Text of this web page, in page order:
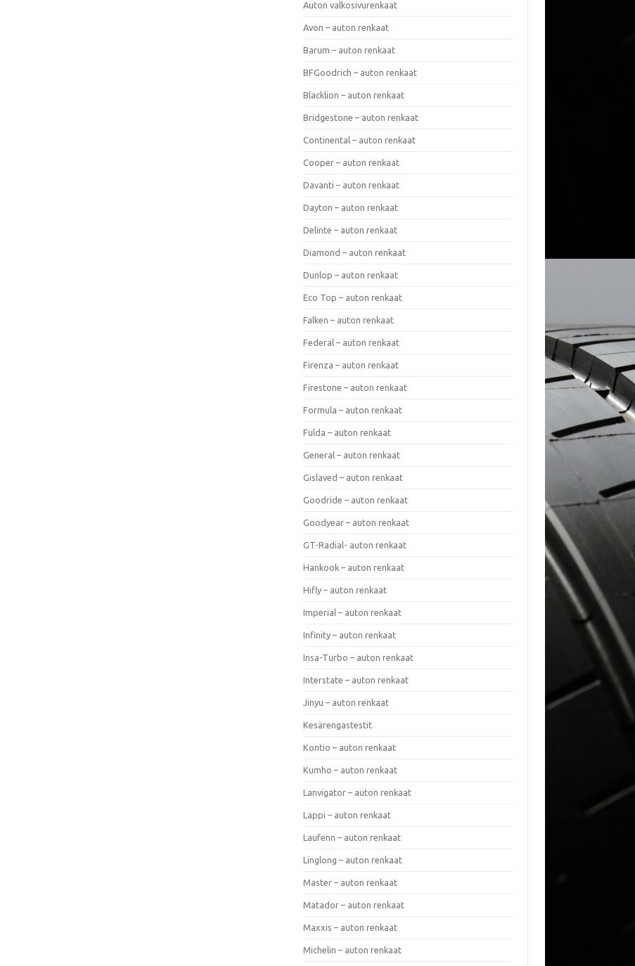
Auton valkosivurenkaat
Avon – auton renkaat
Barum – auton renkaat
BFGoodrich – auton renkaat
Blacklion – auton renkaat
Bridgestone – auton renkaat
Continental – auton renkaat
Cooper – auton renkaat
Davanti – auton renkaat
Dayton – auton renkaat
Delinte – auton renkaat
Diamond – auton renkaat
Dunlop – auton renkaat
Eco Top – auton renkaat
Falken – auton renkaat
Federal – auton renkaat
Firenza – auton renkaat
Firestone – auton renkaat
Formula – auton renkaat
Fulda – auton renkaat
General – auton renkaat
Gislaved – auton renkaat
Goodride – auton renkaat
Goodyear – auton renkaat
GT-Radial- auton renkaat
Hankook – auton renkaat
Hifly – auton renkaat
Imperial – auton renkaat
Infinity – auton renkaat
Insa-Turbo – auton renkaat
Interstate – auton renkaat
Jinyu – auton renkaat
Kesärengastestit
Kontio – auton renkaat
Kumho – auton renkaat
Lanvigator – auton renkaat
Lappi – auton renkaat
Laufenn – auton renkaat
Linglong – auton renkaat
Master – auton renkaat
Matador – auton renkaat
Maxxis – auton renkaat
Michelin – auton renkaat